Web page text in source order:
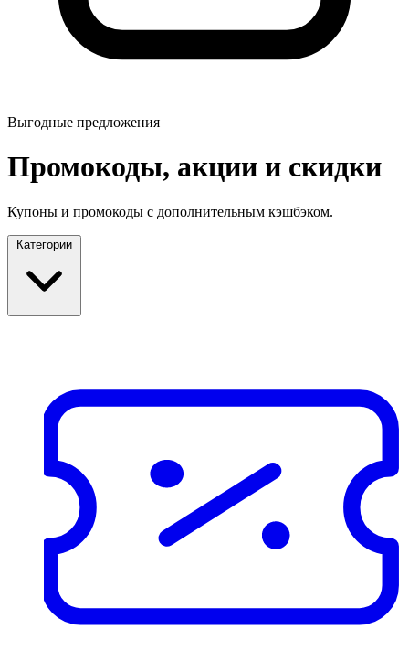
Выгодные предложения
Промокоды, акции и скидки
Купоны и промокоды с дополнительным кэшбэком.
Категории